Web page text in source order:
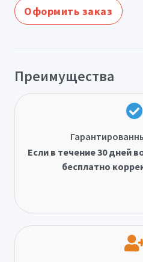
Оформить заказ
Преимущества
Если в течение 30 дней
бесплатно